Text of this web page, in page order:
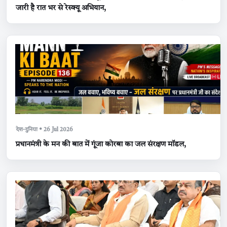
जारी है रात भर से रेस्क्यू अभियान,
देश-दुनिया • 26 Jul 2026
प्रधानमंत्री के मन की बात में गूंजा कोरबा का जल संरक्षण मॉडल,